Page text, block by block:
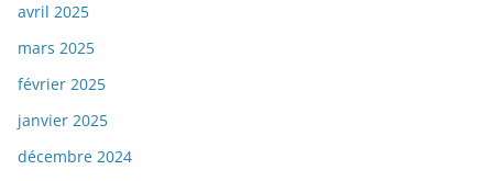
avril 2025
mars 2025
février 2025
janvier 2025
décembre 2024